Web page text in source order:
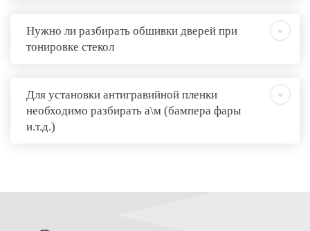
Нужно ли разбирать обшивки дверей при
тонировке стекол
Для установки антигравийной пленки
необходимо разбирать а\м (бампера фары
и.т.д.)